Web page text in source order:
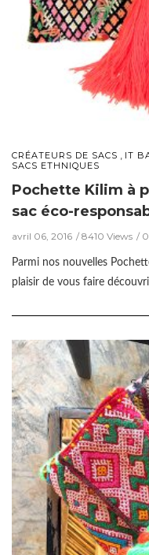
CRÉATEURS DE SACS IT
SACS ETHNIQUES
Pochette Kilim à
sac éco-
avril 06, 2016 8410 Views
Parmi nos nouvelles
plaisir de vous faire